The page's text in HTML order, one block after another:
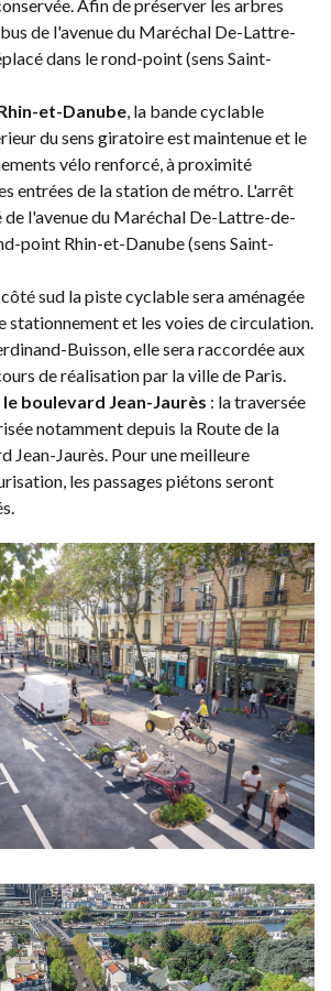
Afin de préserver les arbres
de l'avenue du Maréchal De-Lattre-
dans le rond-point (sens Saint-
et-Danube , la bande cyclable
du sens giratoire est maintenue et le
vélo renforcé, à proximité
entrées de la station de métro. L'arrêt
de l'avenue du Maréchal De-Lattre-de-
point Rhin-et-Danube (sens Saint-
, côté sud la piste cyclable sera aménagée
et les voies de circulation.
Buisson, elle sera raccordée aux
de réalisation par la ville de Paris.
boulevard Jean-Jaurès : la traversée
notamment depuis la Route de la
Jean-Jaurès. Pour une meilleure
les passages piétons seront